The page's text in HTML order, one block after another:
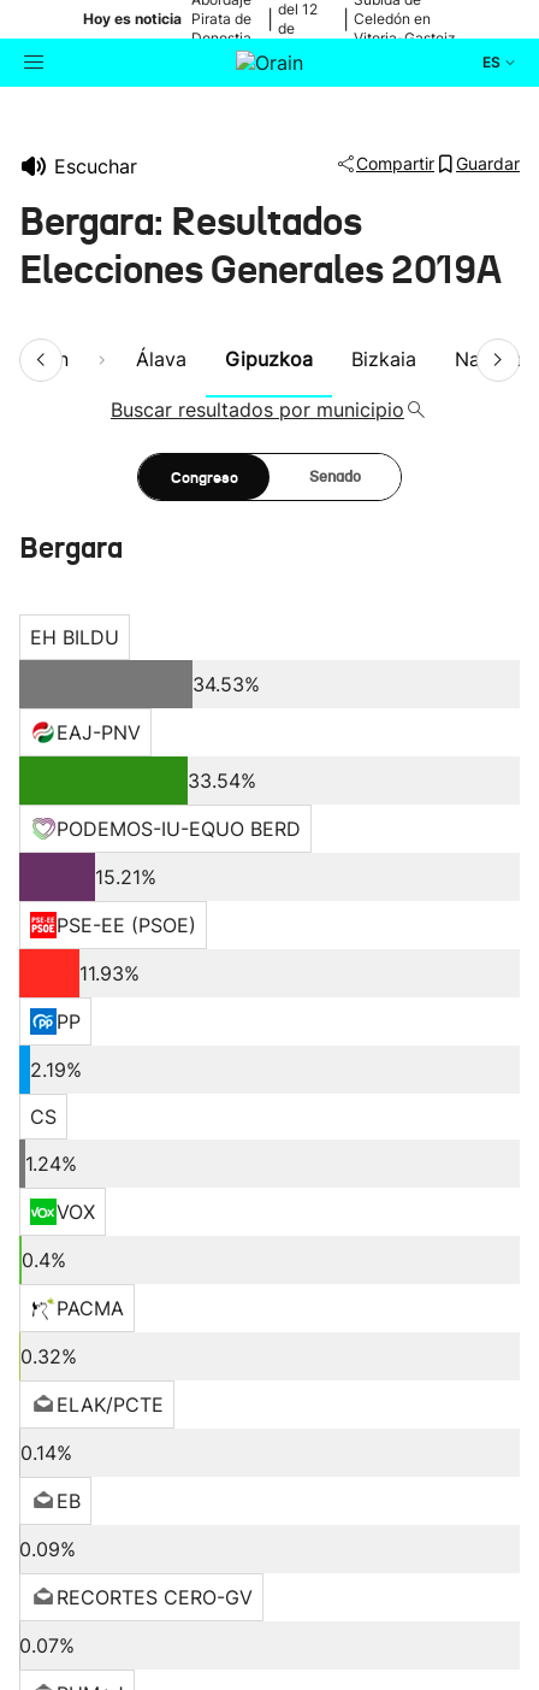
Hoy es noticia Pirata de
Donostia
del 12
de
Celedón en
Vitoria-Gasteiz
ES
Escuchar Compartir Guardar
Bergara: Resultados
Elecciones Generales 2019A
Álava Gipuzkoa Bizkaia Navarra
Buscar resultados por municipio
Congreso Senado
Bergara
EH BILDU
34.53%
EAJ-PNV
33.54%
PODEMOS-IU-EQUO BERD
15.21%
PSE-EE (PSOE)
11.93%
PP
2.19%
CS
1.24%
VOX
0.4%
PACMA
0.32%
ELAK/PCTE
0.14%
EB
0.09%
RECORTES CERO-GV
0.07%